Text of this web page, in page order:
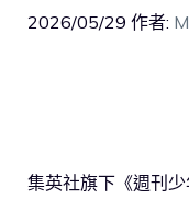
2026/05/29 作者:
集英社旗下《週刊